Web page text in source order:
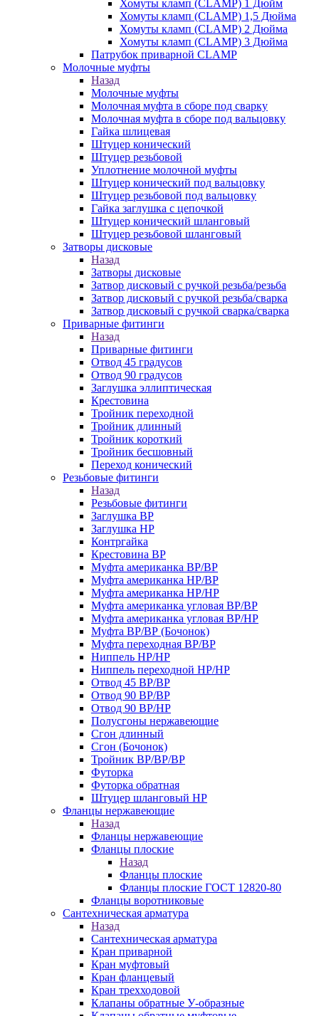
Хомуты кламп (CLAMP) 1 Дюйм
Хомуты кламп (CLAMP) 1,5 Дюйма
Хомуты кламп (CLAMP) 2 Дюйма
Хомуты кламп (CLAMP) 3 Дюйма
Патрубок приварной CLAMP
Молочные муфты
Назад
Молочные муфты
Молочная муфта в сборе под сварку
Молочная муфта в сборе под вальцовку
Гайка шлицевая
Штуцер конический
Штуцер резьбовой
Уплотнение молочной муфты
Штуцер конический под вальцовку
Штуцер резьбовой под вальцовку
Гайка заглушка с цепочкой
Штуцер конический шланговый
Штуцер резьбовой шланговый
Затворы дисковые
Назад
Затворы дисковые
Затвор дисковый с ручкой резьба/резьба
Затвор дисковый с ручкой резьба/сварка
Затвор дисковый с ручкой сварка/сварка
Приварные фитинги
Назад
Приварные фитинги
Отвод 45 градусов
Отвод 90 градусов
Заглушка эллиптическая
Крестовина
Тройник переходной
Тройник длинный
Тройник короткий
Тройник бесшовный
Переход конический
Резьбовые фитинги
Назад
Резьбовые фитинги
Заглушка ВР
Заглушка НР
Контргайка
Крестовина ВР
Муфта американка ВР/ВР
Муфта американка НР/ВР
Муфта американка НР/НР
Муфта американка угловая ВР/ВР
Муфта американка угловая ВР/НР
Муфта ВР/ВР (Бочонок)
Муфта переходная ВР/ВР
Ниппель НР/НР
Ниппель переходной НР/НР
Отвод 45 ВР/ВР
Отвод 90 ВР/ВР
Отвод 90 ВР/НР
Полусгоны нержавеющие
Сгон длинный
Сгон (Бочонок)
Тройник ВР/ВР/ВР
Футорка
Футорка обратная
Штуцер шланговый НР
Фланцы нержавеющие
Назад
Фланцы нержавеющие
Фланцы плоские
Назад
Фланцы плоские
Фланцы плоские ГОСТ 12820-80
Фланцы воротниковые
Сантехническая арматура
Назад
Сантехническая арматура
Кран приварной
Кран муфтовый
Кран фланцевый
Кран трехходовой
Клапаны обратные У-образные